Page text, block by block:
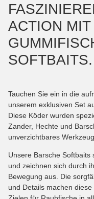
ACTION
SOFTBAITS.
Tauchen Sie ein in die
unserem exklusiven Set
Diese Köder wurden
Zander, Hechte und
unverzichtbares
Unsere Barsche
und zeichnen sich durch
Bewegung aus. Die
und Details machen